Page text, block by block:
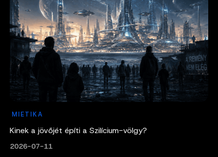
MIETIKA
Kinek a jövőjét építi a Szilícium-völgy?
2026-07-11